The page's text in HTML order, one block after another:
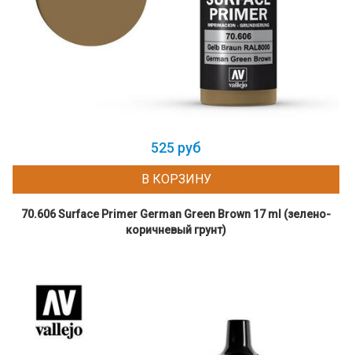
525 руб
В КОРЗИНУ
70.606 Surface Primer German Green Brown 17 ml (зелено-
коричневый грунт)